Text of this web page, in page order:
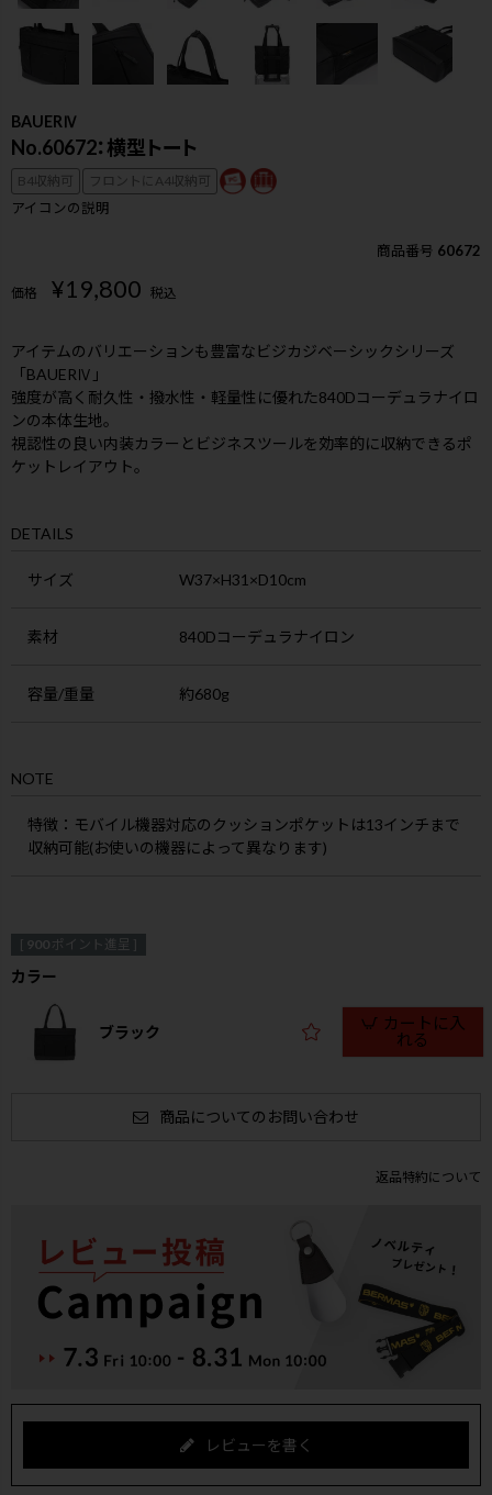
検索
BAUERⅣ
No.60672：横型トート
B4収納可
フロントにA4収納可
アイコンの説明
商品番号 60672
価格 ¥19,800 税込
アイテムのバリエーションも豊富なビジカジベーシックシリーズ
「BAUERⅣ」
強度が高く耐久性・撥水性・軽量性に優れた840Dコーデュラナイロ
ンの本体生地。
視認性の良い内装カラーとビジネスツールを効率的に収納できるポ
ケットレイアウト。
DETAILS
サイズ W37×H31×D10cm
素材 840Dコーデュラナイロン
容量/重量 約680g
NOTE
特徴 ：モバイル機器対応のクッションポケットは13インチまで
収納可能(お使いの機器によって異なります)
[ 900 ポイント進呈 ]
カラー
ブラック
カートに入
れる
商品についてのお問い合わせ
返品特約について
レビューを書く